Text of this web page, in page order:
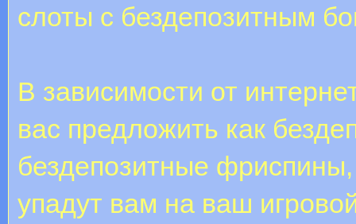
слоты с бездепозитным
В зависимости от
вас предложить как
бездепозитные
упадут вам на ваш